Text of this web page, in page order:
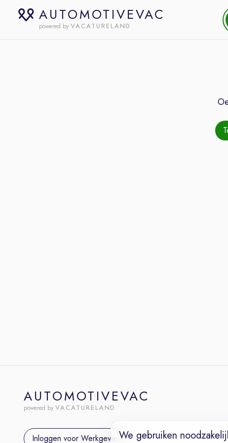
AUTOMOTIVEVAC
powered by VACATURELAND
AUTOMOTIVEVAC
powered by VACATURELAND
Inloggen voor WerkgeversWe gebruiken